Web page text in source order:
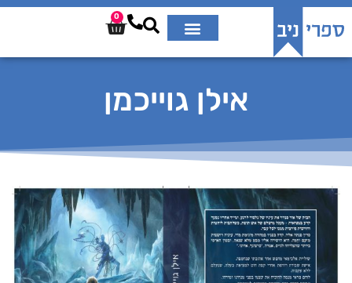
0
אילן גוייכמן